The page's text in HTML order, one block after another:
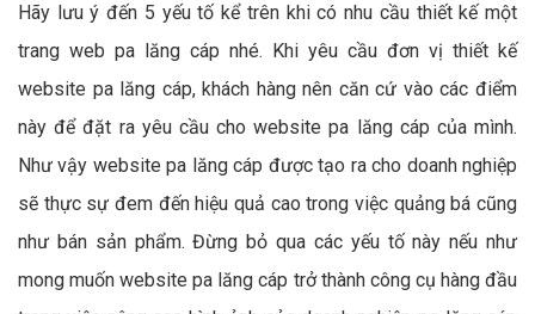
Hãy lưu ý đến 5 yếu tố kể trên khi có nhu cầu thiết kế một
trang web pa lăng cáp nhé. Khi yêu cầu đơn vị thiết kế
website pa lăng cáp, khách hàng nên căn cứ vào các điểm
này để đặt ra yêu cầu cho website pa lăng cáp của mình.
Như vậy website pa lăng cáp được tạo ra cho doanh nghiệp
sẽ thực sự đem đến hiệu quả cao trong việc quảng bá cũng
như bán sản phẩm. Đừng bỏ qua các yếu tố này nếu như
mong muốn website pa lăng cáp trở thành công cụ hàng đầu